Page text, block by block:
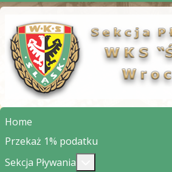
Home
Przekaż 1% podatku
Sekcja Pływania